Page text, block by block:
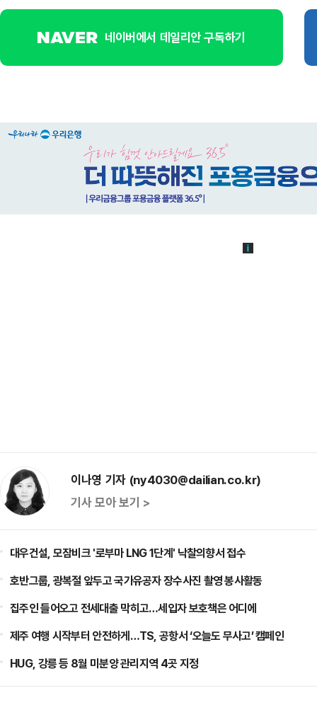
네이버에서 데일리안 구독하기
이나영 기자 (ny4030@dailian.co.kr)
기사 모아 보기 >
대우건설, 모잠비크 '로부마 LNG 1단계' 낙찰의향서 접수
호반그룹, 광복절 앞두고 국가유공자 장수사진 촬영 봉사활동
집주인 들어오고 전세대출 막히고…세입자 보호책은 어디에
제주 여행 시작부터 안전하게…TS, 공항서 ‘오늘도 무사고’ 캠페인
HUG, 강릉 등 8월 미분양 관리지역 4곳 지정